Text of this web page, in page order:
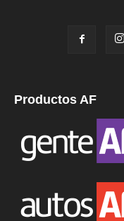
Productos AF